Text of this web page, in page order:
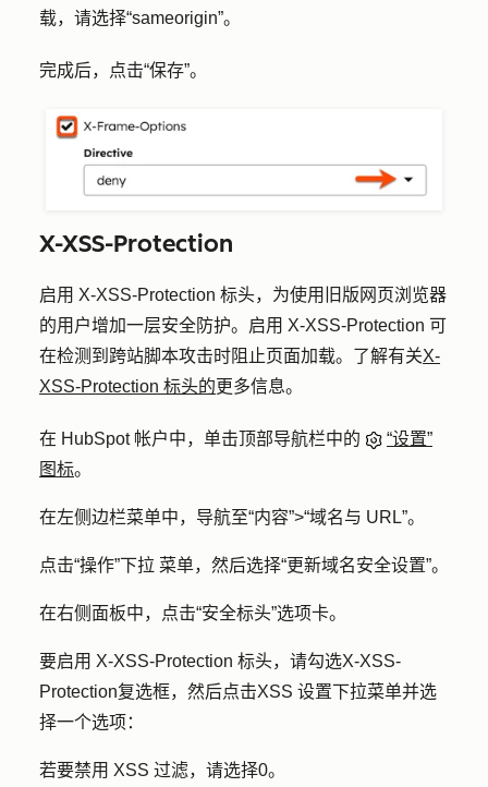
载，请选择“sameorigin”。
完成后，点击“保存”。
X-XSS-Protection
启用 X-XSS-Protection 标头，为使用旧版网页浏览器
的用户增加一层安全防护。启用 X-XSS-Protection 可
在检测到跨站脚本攻击时阻止页面加载。了解有关X-
XSS-Protection 标头的更多信息。
在 HubSpot 帐户中，单击顶部导航栏中的
“设置”
图标。
在左侧边栏菜单中，导航至“内容”>“域名与 URL”。
点击“操作”下拉 菜单，然后选择“更新域名安全设置”。
在右侧面板中，点击“安全标头”选项卡。
要启用 X-XSS-Protection 标头，请勾选X-XSS-
Protection复选框，然后点击XSS 设置下拉菜单并选
择一个选项 ：
若要禁用 XSS 过滤，请选择0。